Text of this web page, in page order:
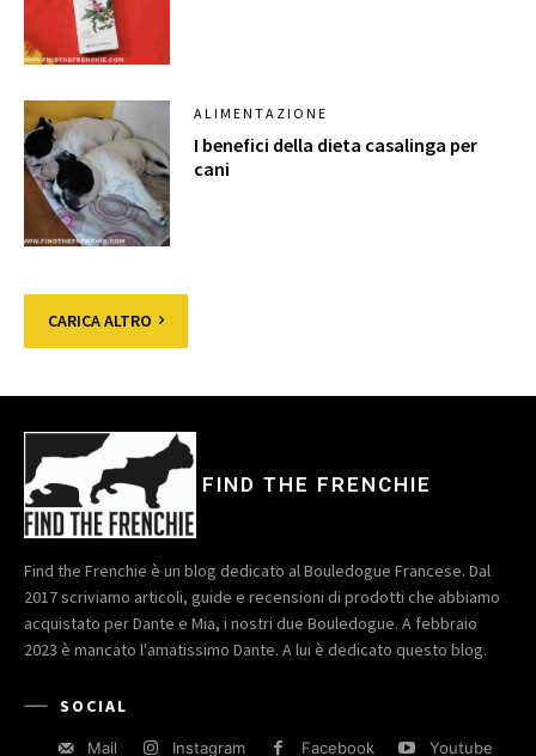
ALIMENTAZIONE
I benefici della dieta casalinga per
cani
CARICA ALTRO
FIND THE FRENCHIE
Find the Frenchie è un blog dedicato al Bouledogue Francese. Dal
2017 scriviamo articoli, guide e recensioni di prodotti che abbiamo
acquistato per Dante e Mia, i nostri due Bouledogue. A febbraio
2023 è mancato l'amatissimo Dante. A lui è dedicato questo blog.
SOCIAL
Mail Instagram Facebook Youtube